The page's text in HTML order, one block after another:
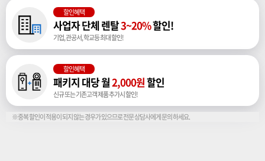
할인혜택
사업자 단체 렌탈3~20%할인!
기업, 관공서, 학교등 최대 할인!
할인혜택
패키지 대당 월2,000원할인
신규 또는 기존고객 제품 추가시 할인!
※중복 할인이 적용이 되지 않는 경우가 있으므로 전문 상담사에게 문의 하세요.